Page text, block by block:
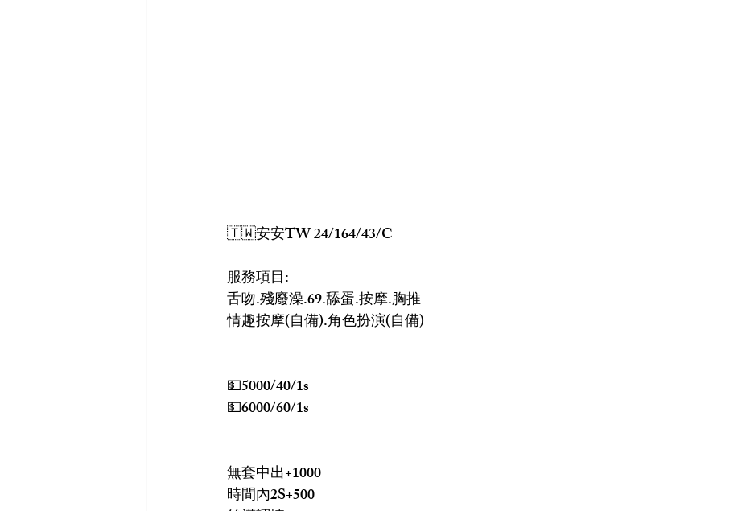
🇹🇼安安TW 24/164/43/C
服務項目:
舌吻.殘廢澡.69.舔蛋.按摩.胸推
情趣按摩(自備).角色扮演(自備)
💵5000/40/1s
💵6000/60/1s
無套中出+1000
時間內2S+500